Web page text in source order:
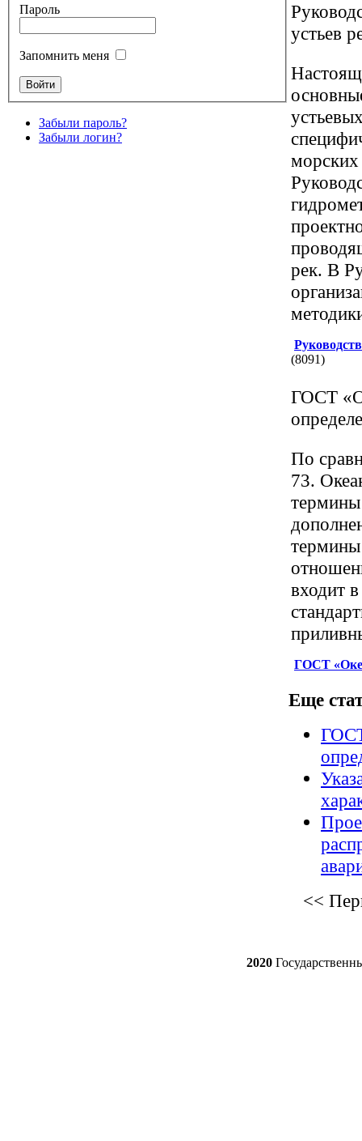
Пароль
Запомнить меня
Забыли пароль?
Забыли логин?
устьев
морских
рек. В
(8091)
ГОСТ
По
73.
входит
ГОСТ
Еще
<<
2020